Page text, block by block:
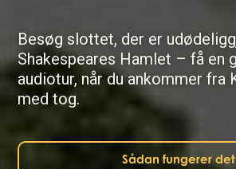
Besøg slottet, der er
Shakespeares Hamlet – få en
audiotur, når du ankommer fra
med tog.
Sådan fungerer det